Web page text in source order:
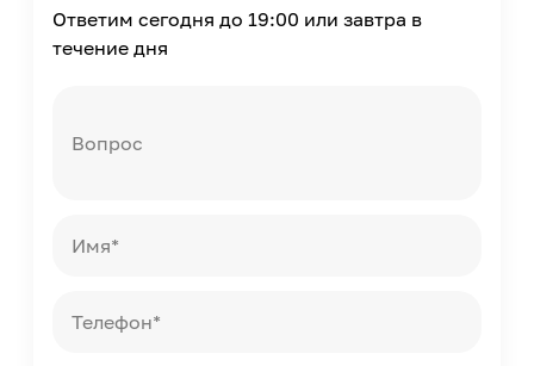
Ответим сегодня до 19:00 или завтра в
течение дня
Вопрос
Имя*
Телефон*